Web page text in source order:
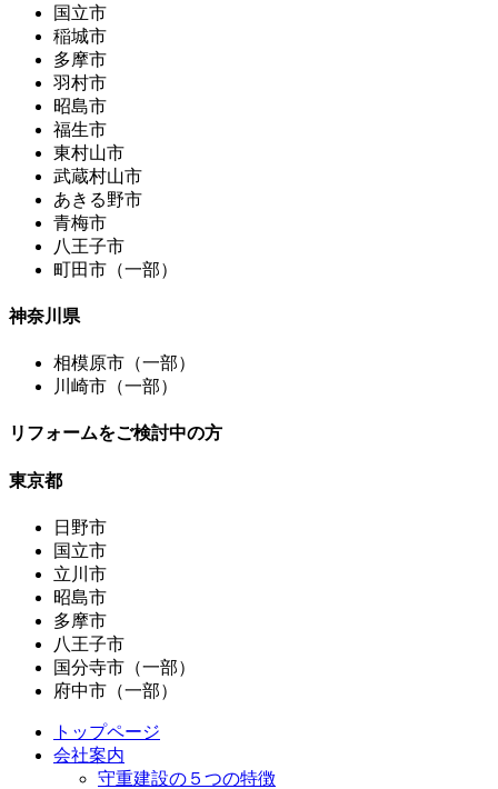
国立市
稲城市
多摩市
羽村市
昭島市
福生市
東村山市
武蔵村山市
あきる野市
青梅市
八王子市
町田市（一部）
神奈川県
相模原市（一部）
川崎市（一部）
リフォームをご検討中の方
東京都
日野市
国立市
立川市
昭島市
多摩市
八王子市
国分寺市（一部）
府中市（一部）
トップページ
会社案内
守重建設の５つの特徴